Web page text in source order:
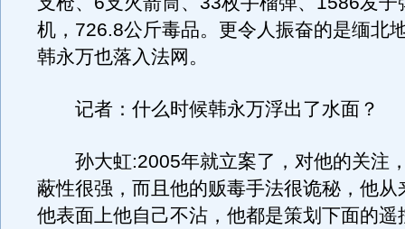
机，726.8公斤毒品。更令人振奋的是缅北
韩永万也落入法网。
记者：什么时候韩永万浮出了水面？
孙大虹:2005年就立案了，对他的关注
蔽性很强，而且他的贩毒手法很诡秘，他从
他表面上他自己不沾，他都是策划下面的遥